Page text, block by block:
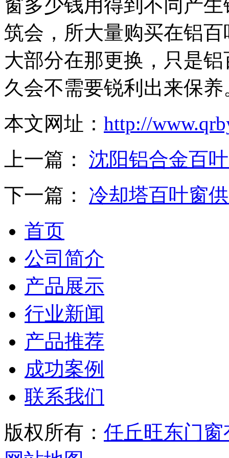
窗多少钱用得到不同产
筑会，所大量购买在铝
大部分在那更换，只是
久会不需要锐利出来保养
本文网址： http://
上一篇： 沈阳铝合金百
下一篇： 冷却塔百叶窗
首页
公司简介
产品展示
行业新闻
产品推荐
成功案例
联系我们
版权所有： 任丘旺东门